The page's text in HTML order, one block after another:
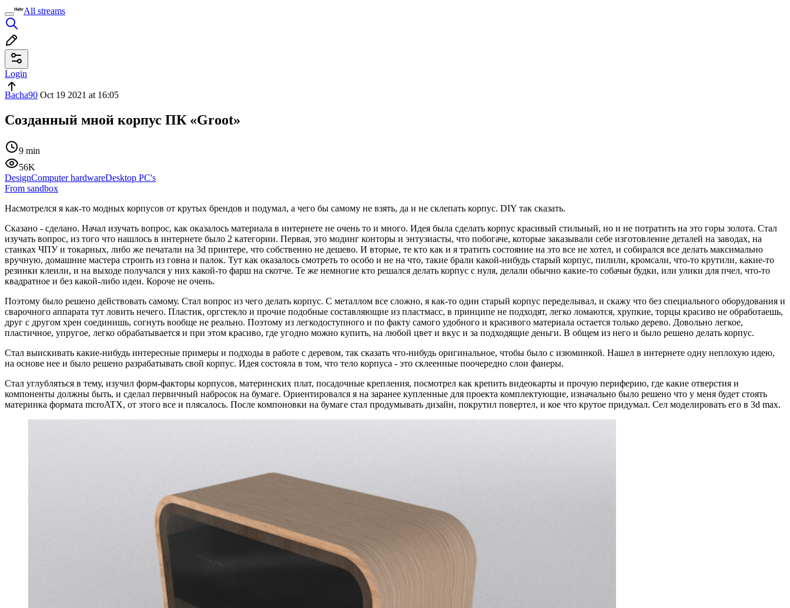
All streams
Login
Bacha90 Oct 19 2021 at 16:05
Созданный мной корпус ПК «Groot»
9 min
56K
DesignComputer hardwareDesktop PC's
From sandbox
Насмотрелся я как-то модных корпусов от крутых брендов и подумал, а чего бы самому не взять, да и не склепать корпус. DIY так сказать.
Сказано - сделано. Начал изучать вопрос, как оказалось материала в интернете не очень то и много. Идея была сделать корпус красивый стильный, но и не потратить на это горы золота. Стал
изучать вопрос, из того что нашлось в интернете было 2 категории. Первая, это модинг конторы и энтузиасты, что побогаче, которые заказывали себе изготовление деталей на заводах, на
станках ЧПУ и токарных, либо же печатали на 3d принтере, что собственно не дешево. И вторые, те кто как и я тратить состояние на это все не хотел, и собирался все делать максимально
вручную, домашние мастера строить из говна и палок. Тут как оказалось смотреть то особо и не на что, такие брали какой-нибудь старый корпус, пилили, кромсали, что-то крутили, какие-то
резинки клеили, и на выходе получался у них какой-то фарш на скотче. Те же немногие кто решался делать корпус с нуля, делали обычно какие-то собачьи будки, или улики для пчел, что-то
квадратное и без какой-либо идеи. Короче не очень.
Поэтому было решено действовать самому. Стал вопрос из чего делать корпус. С металлом все сложно, я как-то один старый корпус переделывал, и скажу что без специального оборудования и
сварочного аппарата тут ловить нечего. Пластик, оргстекло и прочие подобные составляющие из пластмасс, в принципе не подходят, легко ломаются, хрупкие, торцы красиво не обработаешь,
друг с другом хрен соединишь, согнуть вообще не реально. Поэтому из легкодоступного и по факту самого удобного и красивого материала остается только дерево. Довольно легкое,
пластичное, упругое, легко обрабатывается и при этом красиво, где угодно можно купить, на любой цвет и вкус и за подходящие деньги. В общем из него и было решено делать корпус.
Стал выискивать какие-нибудь интересные примеры и подходы в работе с деревом, так сказать что-нибудь оригинальное, чтобы было с изюминкой. Нашел в интернете одну неплохую идею,
на основе нее и было решено разрабатывать свой корпус. Идея состояла в том, что тело корпуса - это склеенные поочередно слои фанеры.
Стал углубляться в тему, изучил форм-факторы корпусов, материнских плат, посадочные крепления, посмотрел как крепить видеокарты и прочую периферию, где какие отверстия и
компоненты должны быть, и сделал первичный набросок на бумаге. Ориентировался я на заранее купленные для проекта комплектующие, изначально было решено что у меня будет стоять
материнка формата mcroATX, от этого все и плясалось. После компоновки на бумаге стал продумывать дизайн, покрутил повертел, и кое что крутое придумал. Сел моделировать его в 3d max.